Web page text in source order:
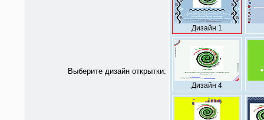
Выберите дизайн открытки:
Дизайн 1
Дизайн 4